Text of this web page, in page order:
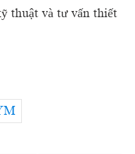
thuật và tư vấn thiết